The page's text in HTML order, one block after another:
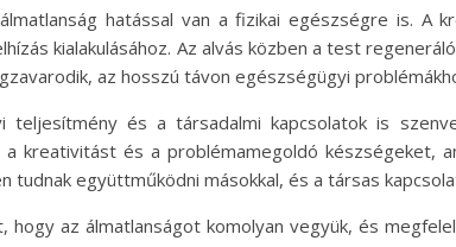
hatással van a fizikai egészségre is. A
kialakulásához. Az alvás közben a test
az hosszú távon egészségügyi
teljesítmény és a társadalmi kapcsolatok is
kreativitást és a problémamegoldó készségeket,
tudnak együttműködni másokkal, és a társas
hogy az álmatlanságot komolyan vegyük, és